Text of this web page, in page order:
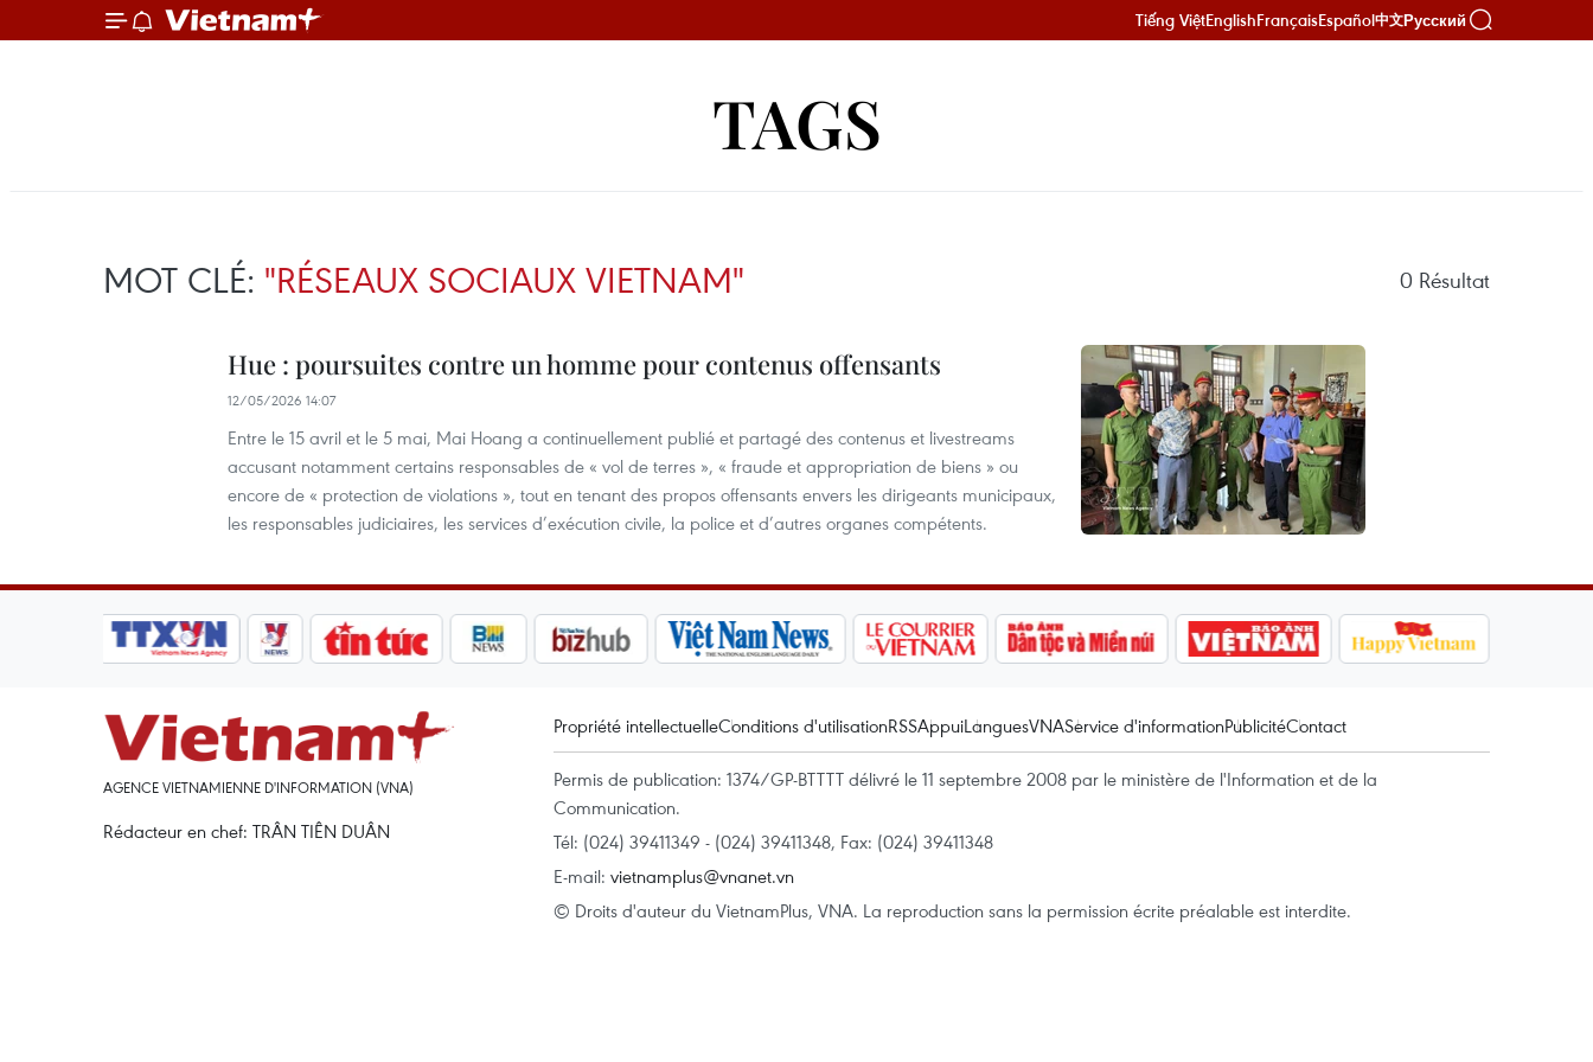
Tiếng ViệtEnglishFrançaisEspañol中文Русский
TAGS
MOT CLÉ: "RÉSEAUX SOCIAUX VIETNAM" 0 Résultat
Hue : poursuites contre un homme pour contenus offensants
12/05/2026 14:07
Entre le 15 avril et le 5 mai, Mai Hoang a continuellement publié et partagé des contenus et livestreams
accusant notamment certains responsables de « vol de terres », « fraude et appropriation de biens » ou
encore de « protection de violations », tout en tenant des propos offensants envers les dirigeants municipaux,
les responsables judiciaires, les services d’exécution civile, la police et d’autres organes compétents.
AGENCE VIETNAMIENNE D'INFORMATION (VNA)
Rédacteur en chef: TRÂN TIÊN DUÂN
Propriété intellectuelleConditions d'utilisationRSSAppuiLanguesVNAService d'informationPublicitéContact
Permis de publication: 1374/GP-BTTTT délivré le 11 septembre 2008 par le ministère de l'Information et de la
Communication.
Tél: (024) 39411349 - (024) 39411348, Fax: (024) 39411348
E-mail: vietnamplus@vnanet.vn
© Droits d'auteur du VietnamPlus, VNA. La reproduction sans la permission écrite préalable est interdite.